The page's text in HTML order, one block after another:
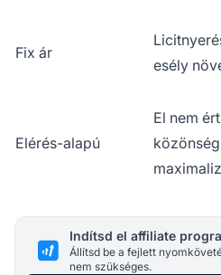
Fix ár
esély
Elérés-alapú
El nem ért
közönség
Indítsd el affiliate
Állítsd be a fejlett
nem szükséges.